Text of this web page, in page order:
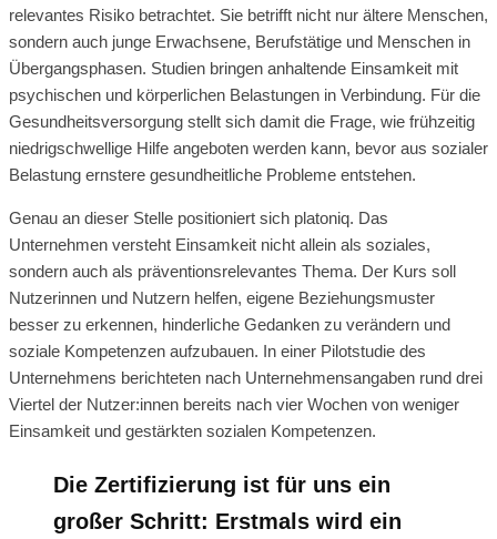
relevantes Risiko betrachtet. Sie betrifft nicht nur ältere Menschen,
sondern auch junge Erwachsene, Berufstätige und Menschen in
Übergangsphasen. Studien bringen anhaltende Einsamkeit mit
psychischen und körperlichen Belastungen in Verbindung. Für die
Gesundheitsversorgung stellt sich damit die Frage, wie frühzeitig
niedrigschwellige Hilfe angeboten werden kann, bevor aus sozialer
Belastung ernstere gesundheitliche Probleme entstehen.
Genau an dieser Stelle positioniert sich platoniq. Das
Unternehmen versteht Einsamkeit nicht allein als soziales,
sondern auch als präventionsrelevantes Thema. Der Kurs soll
Nutzerinnen und Nutzern helfen, eigene Beziehungsmuster
besser zu erkennen, hinderliche Gedanken zu verändern und
soziale Kompetenzen aufzubauen. In einer Pilotstudie des
Unternehmens berichteten nach Unternehmensangaben rund drei
Viertel der Nutzer:innen bereits nach vier Wochen von weniger
Einsamkeit und gestärkten sozialen Kompetenzen.
Die Zertifizierung ist für uns ein
großer Schritt: Erstmals wird ein